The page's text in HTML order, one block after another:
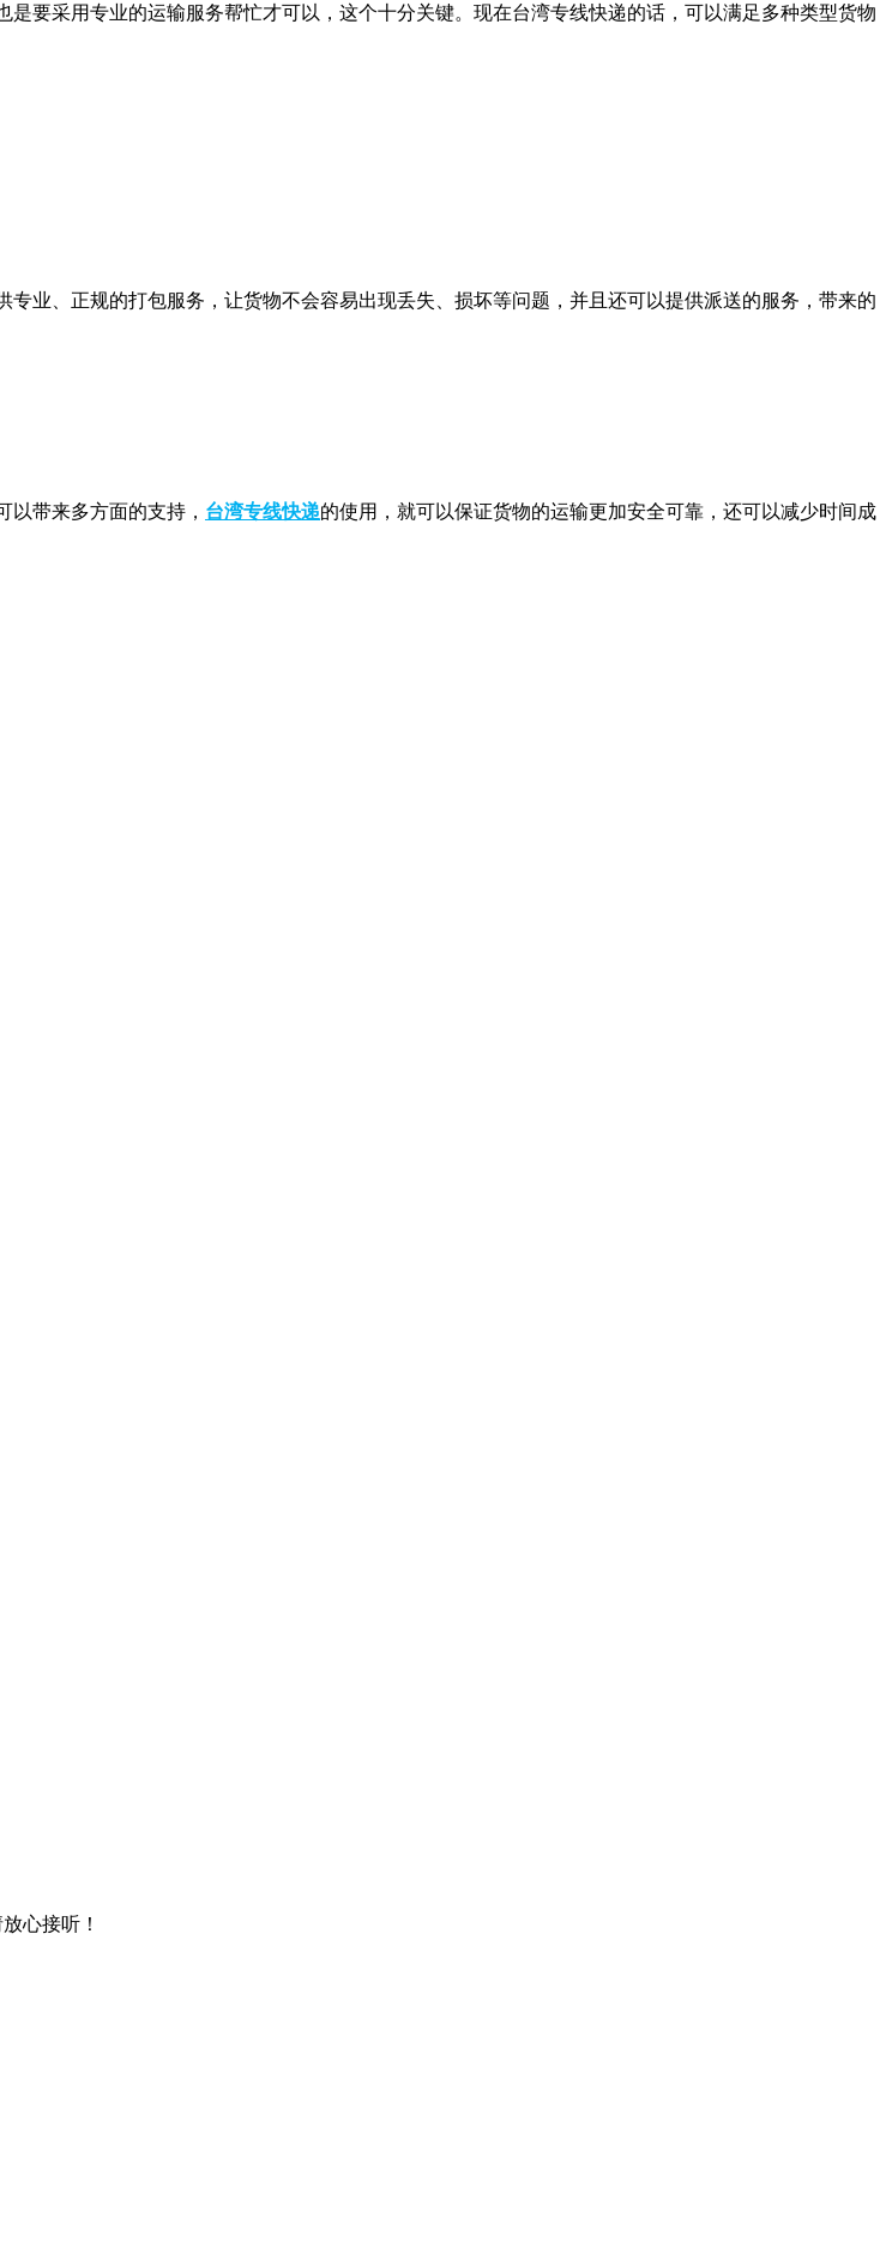
采用专业的运输服务帮忙才可以，这个十分关键。现在台湾专线快递的话，可以满足多种类型货物
、正规的打包服务，让货物不会容易出现丢失、损坏等问题，并且还可以提供派送的服务，带来的
带来多方面的支持， 台湾专线快递的使用，就可以保证货物的运输更加安全可靠，还可以减少时间成
放心接听！